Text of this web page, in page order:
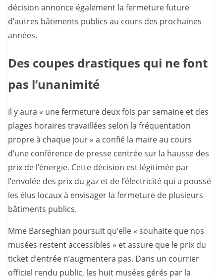
décision annonce également la fermeture future
d’autres bâtiments publics au cours des prochaines
années.
Des coupes drastiques qui ne font
pas l’unanimité
Il y aura « une fermeture deux fois par semaine et des
plages horaires travaillées selon la fréquentation
propre à chaque jour » a confié la maire au cours
d’une conférence de presse centrée sur la hausse des
prix de l’énergie. Cette décision est légitimée par
l’envolée des prix du gaz et de l’électricité qui a poussé
les élus locaux à envisager la fermeture de plusieurs
bâtiments publics.
Mme Barseghian poursuit qu’elle « souhaite que nos
musées restent accessibles » et assure que le prix du
ticket d’entrée n’augmentera pas. Dans un courrier
officiel rendu public, les huit musées gérés par la